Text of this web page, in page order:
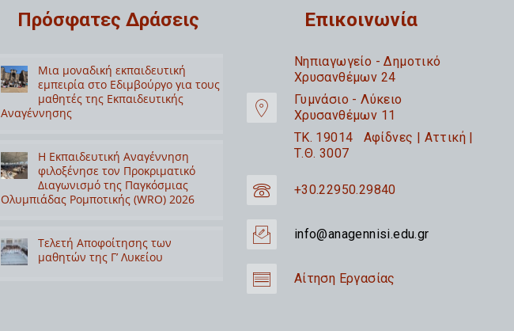
Πρόσφατες Δράσεις
Μια μοναδική εκπαιδευτική
εμπειρία στο Εδιμβούργο για τους
μαθητές της Εκπαιδευτικής
Αναγέννησης
Η Εκπαιδευτική Αναγέννηση
φιλοξένησε τον Προκριματικό
Διαγωνισμό της Παγκόσμιας
Ολυμπιάδας Ρομποτικής (WRO) 2026
Τελετή Αποφοίτησης των
μαθητών της Γ’ Λυκείου
Επικοινωνία
Nηπιαγωγείο - Δημοτικό
Χρυσανθέμων 24
Γυμνάσιο - Λύκειο
Χρυσανθέμων 11
TK. 19014 Αφίδνες | Αττική |
Τ.Θ. 3007
+30.22950.29840
info@anagennisi.edu.gr
Αίτηση Εργασίας